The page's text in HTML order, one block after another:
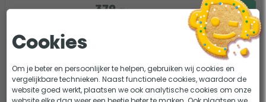
Verwachte levertijd: 1-2 weken
379,-
Pahlen Hi-flow HF 40 zwembad
warmtewisselaar - RVS
1 beoordeling
Cookies
Om je beter en persoonlijker te helpen, gebruiken wij cookies en
vergelijkbare technieken. Naast functionele cookies, waardoor de
website goed werkt, plaatsen we ook analytische cookies om onze